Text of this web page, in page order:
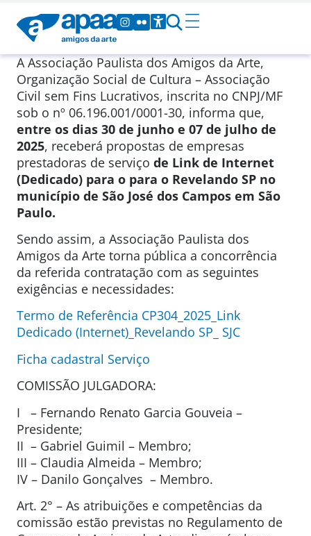
A Associação Paulista dos Amigos da Arte,
Organização Social de Cultura – Associação
Civil sem Fins Lucrativos, inscrita no CNPJ/MF
sob o nº 06.196.001/0001-30, informa que,
entre os dias 30 de junho e 07 de julho de
2025, receberá propostas de empresas
prestadoras de serviço de Link de Internet
(Dedicado) para o para o Revelando SP no
município de São José dos Campos em São
Paulo.
Sendo assim, a Associação Paulista dos
Amigos da Arte torna pública a concorrência
da referida contratação com as seguintes
exigências e necessidades:
Termo de Referência CP304_2025_Link
Dedicado (Internet)_Revelando SP_ SJC
Ficha cadastral Serviço
COMISSÃO JULGADORA:
I – Fernando Renato Garcia Gouveia –
Presidente;
II – Gabriel Guimil – Membro;
III – Claudia Almeida – Membro;
IV – Danilo Gonçalves – Membro.
Art. 2° – As atribuições e competências da
comissão estão previstas no Regulamento de